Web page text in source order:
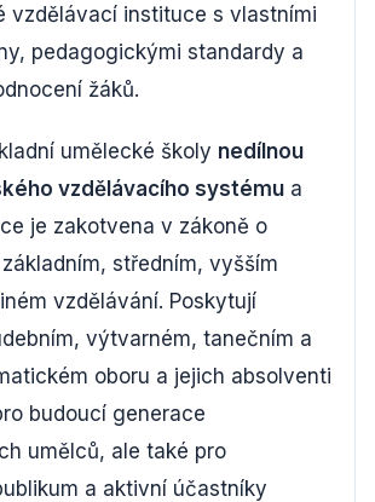
vzdělávací instituce s vlastními
pedagogickými standardy a
žáků.
umělecké školy nedílnou
vzdělávacího systému a
je zakotvena v zákoně o
středním, vyšším
vzdělávání. Poskytují
výtvarném, tanečním a
oboru a jejich absolventi
budoucí generace
umělců, ale také pro
a aktivní účastníky